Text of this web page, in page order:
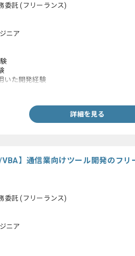
委託(フリーランス)
ニア
いた開発経験
詳細を見る
VBA】通信業向けツール開発のフリ
委託(フリーランス)
ニア